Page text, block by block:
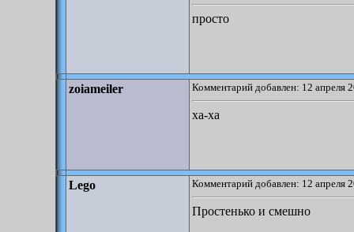
просто
zoiameiler Комментарий добавлен: 12 апреля
xa-xa
Lego Комментарий добавлен: 12 апреля
Простенько и смешно